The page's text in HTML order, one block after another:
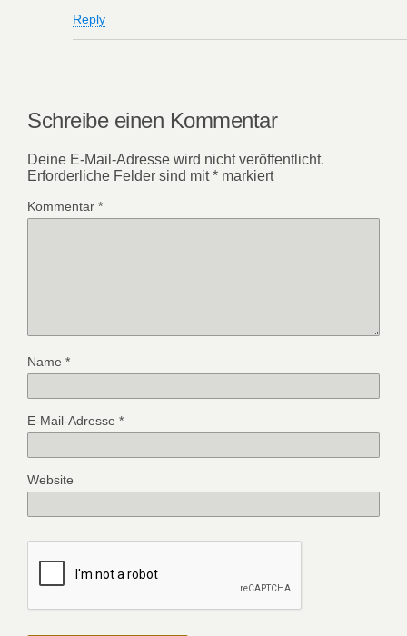
Reply
Schreibe einen Kommentar
Deine E-Mail-Adresse wird nicht veröffentlicht.
Erforderliche Felder sind mit* markiert
Kommentar *
Name *
E-Mail-Adresse *
Website